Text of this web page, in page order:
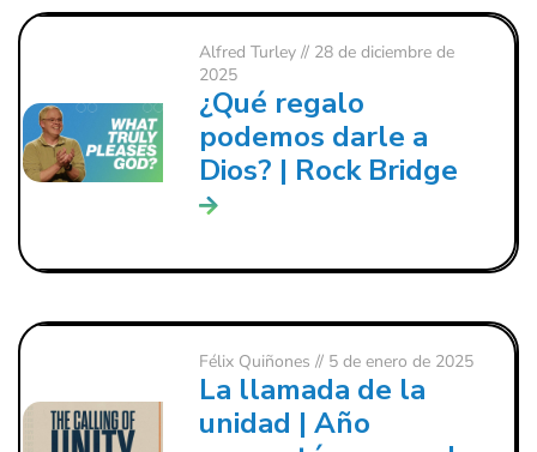
Alfred Turley// 28 de diciembre de
2025
¿Qué regalo
podemos darle a
Dios? | Rock Bridge
Félix Quiñones // 5 de enero de 2025
La llamada de la
unidad | Año